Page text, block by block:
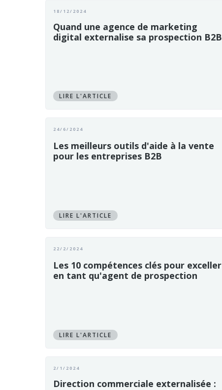
18/12/2024
Quand une agence de marketing
digital externalise sa prospection B2B
LIRE L'ARTICLE
24/6/2024
Les meilleurs outils d'aide à la vente
pour les entreprises B2B
LIRE L'ARTICLE
22/2/2024
Les 10 compétences clés pour exceller
en tant qu'agent de prospection
LIRE L'ARTICLE
2/1/2024
Direction commerciale externalisée :